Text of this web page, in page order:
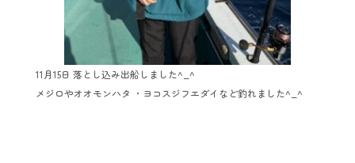
11月15日 落とし込み出船しました^_^
メジロやオオモンハタ ・ヨコスジフエダイなど釣れました^_^